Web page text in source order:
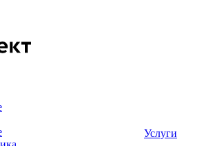
Услуги